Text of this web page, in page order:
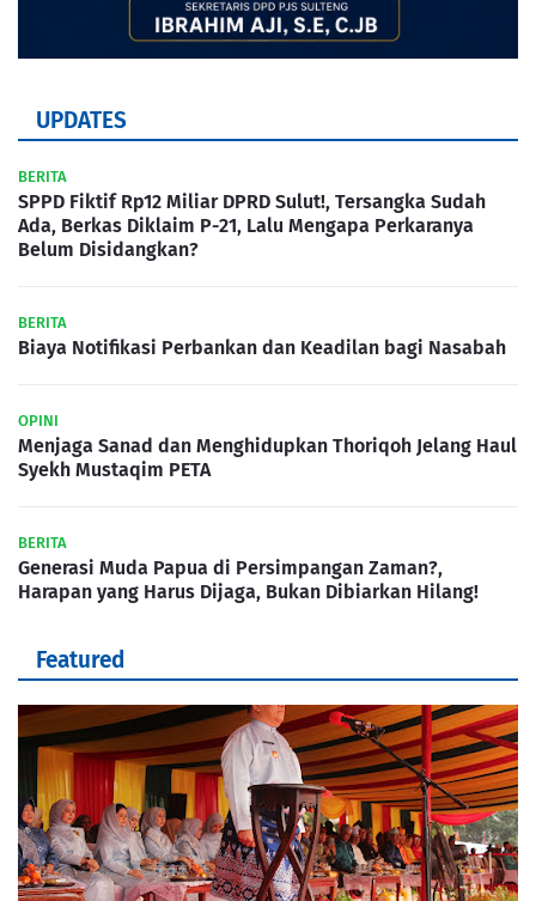
UPDATES
BERITA
SPPD Fiktif Rp12 Miliar DPRD Sulut!, Tersangka Sudah
Ada, Berkas Diklaim P-21, Lalu Mengapa Perkaranya
Belum Disidangkan?
BERITA
Biaya Notifikasi Perbankan dan Keadilan bagi Nasabah
OPINI
Menjaga Sanad dan Menghidupkan Thoriqoh Jelang Haul
Syekh Mustaqim PETA
BERITA
Generasi Muda Papua di Persimpangan Zaman?,
Harapan yang Harus Dijaga, Bukan Dibiarkan Hilang!
Featured